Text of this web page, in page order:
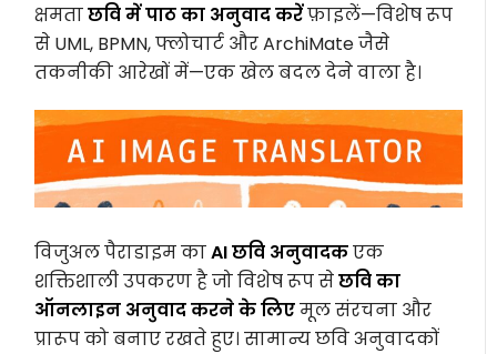
क्षमताछवि में पाठ का अनुवाद करेंफ़ाइलें—विशेष रूप
से UML, BPMN, फ्लोचार्ट और ArchiMate जैसे
तकनीकी आरेखों में—एक खेल बदल देने वाला है।
विजुअल पैराडाइम काAI छवि अनुवादकएक
शक्तिशाली उपकरण है जो विशेष रूप सेछवि का
ऑनलाइन अनुवाद करने के लिएमूल संरचना और
प्रारूप को बनाए रखते हुए। सामान्य छवि अनुवादकों